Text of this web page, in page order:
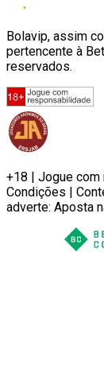
Bolavip, assim
pertencente à
reservados.
+18 | Jogue
Condições |
adverte: Aposta